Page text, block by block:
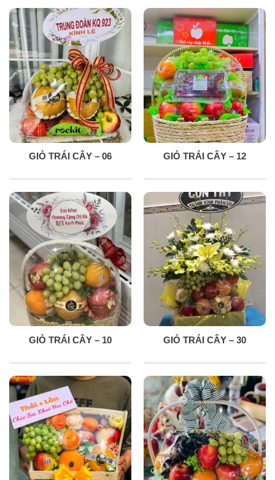
GIỎ TRÁI CÂY – 06 GIỎ TRÁI CÂY – 12
GIỎ TRÁI CÂY – 10 GIỎ TRÁI CÂY – 30